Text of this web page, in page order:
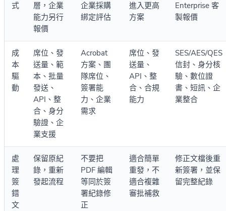
式
層，企業
能力另行
報價
企業採購
綁定評估
進入更高
方案
Enterprise 客
製報價
成
本
驅
動
席位、發
送量、範
本、批量
發送、
API、整
合、身分
驗證、企
業支援
Acrobat
方案、團
隊席位、
簽署能
力、企業
需求
席位、發
送量、
API、整
合、合規
能力
SES/AES/QES
信封、身分核
驗、數位證
書、短訊、企
業整合
處
理
簽
錯
文
保留原紀
錄，重新
發起流程
不要把
PDF 編輯
等同於簽
署紀錄修
正
適合簡單
重發，不
適合複雜
審批補救
修正文檔後重
新簽署，並保
留完整紀錄